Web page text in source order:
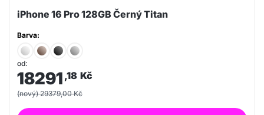
iPhone 16 Pro 128GB Černý Titan
Barva:
od:
18291 ,18 Kč
(nový) 29379,00 Kč